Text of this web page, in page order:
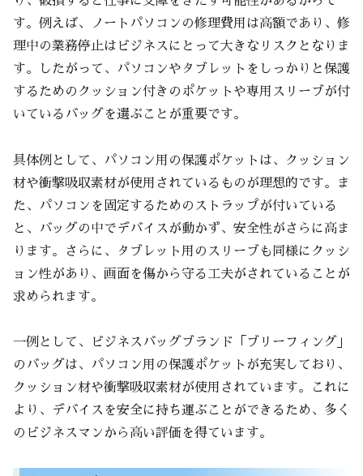
す。例えば、ノートパソコンの修理費用は高額であり、修
理中の業務停止はビジネスにとって大きなリスクとなりま
す。したがって、パソコンやタブレットをしっかりと保護
するためのクッション付きのポケットや専用スリーブが付
いているバッグを選ぶことが重要です。
具体例として、パソコン用の保護ポケットは、クッション
材や衝撃吸収素材が使用されているものが理想的です。ま
た、パソコンを固定するためのストラップが付いている
と、バッグの中でデバイスが動かず、安全性がさらに高ま
ります。さらに、タブレット用のスリーブも同様にクッシ
ョン性があり、画面を傷から守る工夫がされていることが
求められます。
一例として、ビジネスバッグブランド「ブリーフィング」
のバッグは、パソコン用の保護ポケットが充実しており、
クッション材や衝撃吸収素材が使用されています。これに
より、デバイスを安全に持ち運ぶことができるため、多く
のビジネスマンから高い評価を得ています。